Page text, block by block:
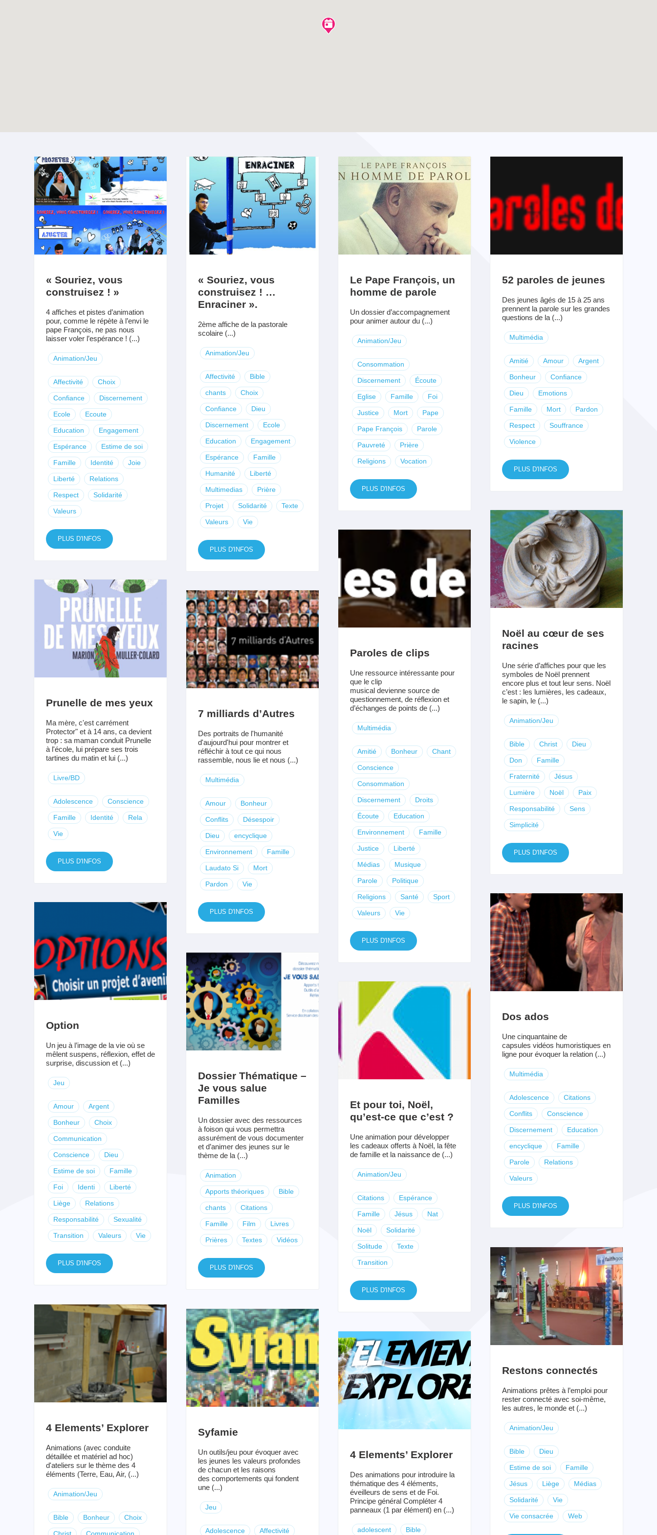
« Souriez, vous
construisez ! »
4 affiches et pistes d’animation
pour, comme le répète à l’envi le
pape François, ne pas nous
laisser voler l’espérance ! (...)
Animation/Jeu
Affectivité Choix
Confiance Discernement
Ecole Ecoute
Education Engagement
Espérance Estime de soi
Famille Identité Joie
Liberté Relations
Respect Solidarité
Valeurs
PLUS D'INFOS
« Souriez, vous
construisez ! …
Enraciner ».
2ème affiche de la pastorale
scolaire (...)
Animation/Jeu
Affectivité Bible
chants Choix
Confiance Dieu
Discernement Ecole
Education Engagement
Espérance Famille
Humanité Liberté
Multimedias Prière
Projet Solidarité Texte
Valeurs Vie
PLUS D'INFOS
Le Pape François, un
homme de parole
Un dossier d’accompagnement
pour animer autour du (...)
Animation/Jeu
Consommation
Discernement Écoute
Eglise Famille Foi
Justice Mort Pape
Pape François Parole
Pauvreté Prière
Religions Vocation
PLUS D'INFOS
52 paroles de jeunes
Des jeunes âgés de 15 à 25 ans
prennent la parole sur les grandes
questions de la (...)
Multimédia
Amitié Amour Argent
Bonheur Confiance
Dieu Emotions
Famille Mort Pardon
Respect Souffrance
Violence
PLUS D'INFOS
Noël au cœur de ses
racines
Une série d’affiches pour que les
symboles de Noël prennent
encore plus et tout leur sens. Noël
c’est : les lumières, les cadeaux,
le sapin, le (...)
Animation/Jeu
Bible Christ Dieu
Don Famille
Fraternité Jésus
Lumière Noël Paix
Responsabilité Sens
Simplicité
PLUS D'INFOS
Paroles de clips
Une ressource intéressante pour
que le clip
musical devienne source de
questionnement, de réflexion et
d’échanges de points de (...)
Multimédia
Amitié Bonheur Chant
Conscience
Consommation
Discernement Droits
Écoute Education
Environnement Famille
Justice Liberté
Médias Musique
Parole Politique
Religions Santé Sport
Valeurs Vie
PLUS D'INFOS
Prunelle de mes yeux
Ma mère, c'est carrément
Protector" et à 14 ans, ca devient
trop : sa maman conduit Prunelle
à l'école, lui prépare ses trois
tartines du matin et lui (...)
Livre/BD
Adolescence Conscience
Famille Identité Rela
Vie
PLUS D'INFOS
7 milliards d’Autres
Des portraits de l'humanité
d'aujourd'hui pour montrer et
réfléchir à tout ce qui nous
rassemble, nous lie et nous (...)
Multimédia
Amour Bonheur
Conflits Désespoir
Dieu encyclique
Environnement Famille
Laudato Si Mort
Pardon Vie
PLUS D'INFOS
Dos ados
Une cinquantaine de
capsules vidéos humoristiques en
ligne pour évoquer la relation (...)
Multimédia
Adolescence Citations
Conflits Conscience
Discernement Education
encyclique Famille
Parole Relations
Valeurs
PLUS D'INFOS
Option
Un jeu à l’image de la vie où se
mêlent suspens, réflexion, effet de
surprise, discussion et (...)
Jeu
Amour Argent
Bonheur Choix
Communication
Conscience Dieu
Estime de soi Famille
Foi Identi Liberté
Liège Relations
Responsabilité Sexualité
Transition Valeurs Vie
PLUS D'INFOS
Dossier Thématique –
Je vous salue
Familles
Un dossier avec des ressources
à foison qui vous permettra
assurément de vous documenter
et d’animer des jeunes sur le
thème de la (...)
Animation
Apports théoriques Bible
chants Citations
Famille Film Livres
Prières Textes Vidéos
PLUS D'INFOS
Et pour toi, Noël,
qu’est-ce que c’est ?
Une animation pour développer
les cadeaux offerts à Noël, la fête
de famille et la naissance de (...)
Animation/Jeu
Citations Espérance
Famille Jésus Nat
Noël Solidarité
Solitude Texte
Transition
PLUS D'INFOS
Restons connectés
Animations prêtes à l’emploi pour
rester connecté avec soi-même,
les autres, le monde et (...)
Animation/Jeu
Bible Dieu
Estime de soi Famille
Jésus Liège Médias
Solidarité Vie
Vie consacrée Web
4 Elements’ Explorer
Animations (avec conduite
détaillée et matériel ad hoc)
d'ateliers sur le thème des 4
éléments (Terre, Eau, Air, (...)
Animation/Jeu
Bible Bonheur Choix
Christ Communication
Syfamie
Un outils/jeu pour évoquer avec
les jeunes les valeurs profondes
de chacun et les raisons
des comportements qui fondent
une (...)
Jeu
Adolescence Affectivité
4 Elements’ Explorer
Des animations pour introduire la
thématique des 4 éléments,
éveilleurs de sens et de Foi.
Principe général Compléter 4
panneaux (1 par élément) en (...)
adolescent Bible